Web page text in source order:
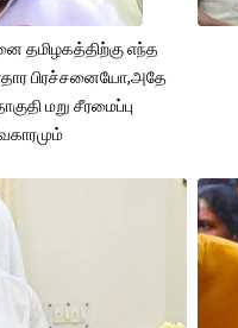
தமிழகத்திற்கு எந்த
பிரச்சனையோ,அதே
மறு சீரமைப்பு